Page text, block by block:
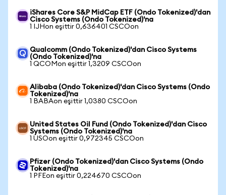
iShares Core S&P MidCap ETF (Ondo Tokenized)'dan
Cisco Systems (Ondo Tokenized)'na
1 IJHon eşittir 0,636401 CSCOon
Qualcomm (Ondo Tokenized)'dan Cisco Systems
(Ondo Tokenized)'na
1 QCOMon eşittir 1,3209 CSCOon
Alibaba (Ondo Tokenized)'dan Cisco Systems (Ondo
Tokenized)'na
1 BABAon eşittir 1,0380 CSCOon
United States Oil Fund (Ondo Tokenized)'dan Cisco
Systems (Ondo Tokenized)'na
1 USOon eşittir 0,972345 CSCOon
Pfizer (Ondo Tokenized)'dan Cisco Systems (Ondo
Tokenized)'na
1 PFEon eşittir 0,224670 CSCOon